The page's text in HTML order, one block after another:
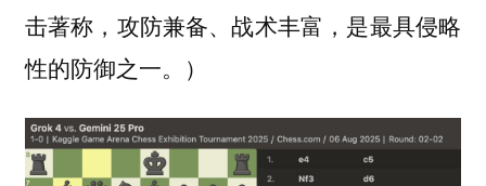
击著称，攻防兼备、战术丰富，是最具侵略
性的防御之一。）